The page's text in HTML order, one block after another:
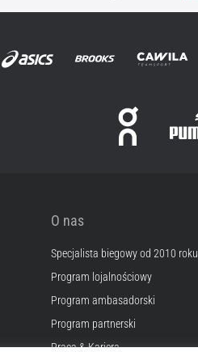
O nas
Specjalista biegowy od 2010 roku
Program lojalnościowy
Program ambasadorski
Program partnerski
Praca & Kariera